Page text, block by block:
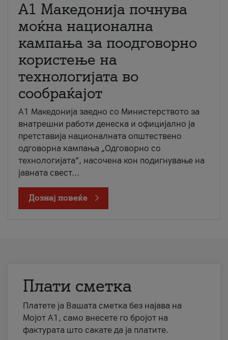
A1 Македонија почнува
моќна национална
кампања за поодговорно
користење на
технологијата во
сообраќајот
A1 Македонија заедно со Министерството за
внатрешни работи денеска и официјално ја
претставија националната општествено
одговорна кампања „Одговорно со
технологијата“, насочена кон подигнување на
јавната свест...
Дознај повеќе
Плати сметка
Платете ја Вашата сметка без најава на
Мојот А1, само внесете го бројот на
фактурата што сакате да ја платите.